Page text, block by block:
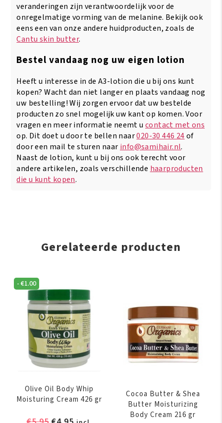
veranderingen zijn verantwoordelijk voor de
onregelmatige vorming van de melanine. Bekijk ook
eens een van onze andere huidproducten, zoals de
Cantu skin butter.
Bestel vandaag nog uw eigen lotion
Heeft u interesse in de A3-lotion die u bij ons kunt
kopen? Wacht dan niet langer en plaats vandaag nog
uw bestelling! Wij zorgen ervoor dat uw bestelde
producten zo snel mogelijk uw kant op komen. Voor
vragen en meer informatie neemt u contact met ons
op. Dit doet u door te bellen naar020-30 446 24of
door een mail te sturen naar info@samihair.nl.
Naast de lotion, kunt u bij ons ook terecht voor
andere artikelen, zoals verschillende haarproducten
die u kunt kopen.
Gerelateerde producten
-€1.00
Olive Oil Body Whip
Moisturing Cream 426 gr
Cocoa Butter & Shea
Butter Moisturizing
Body Cream 216 gr